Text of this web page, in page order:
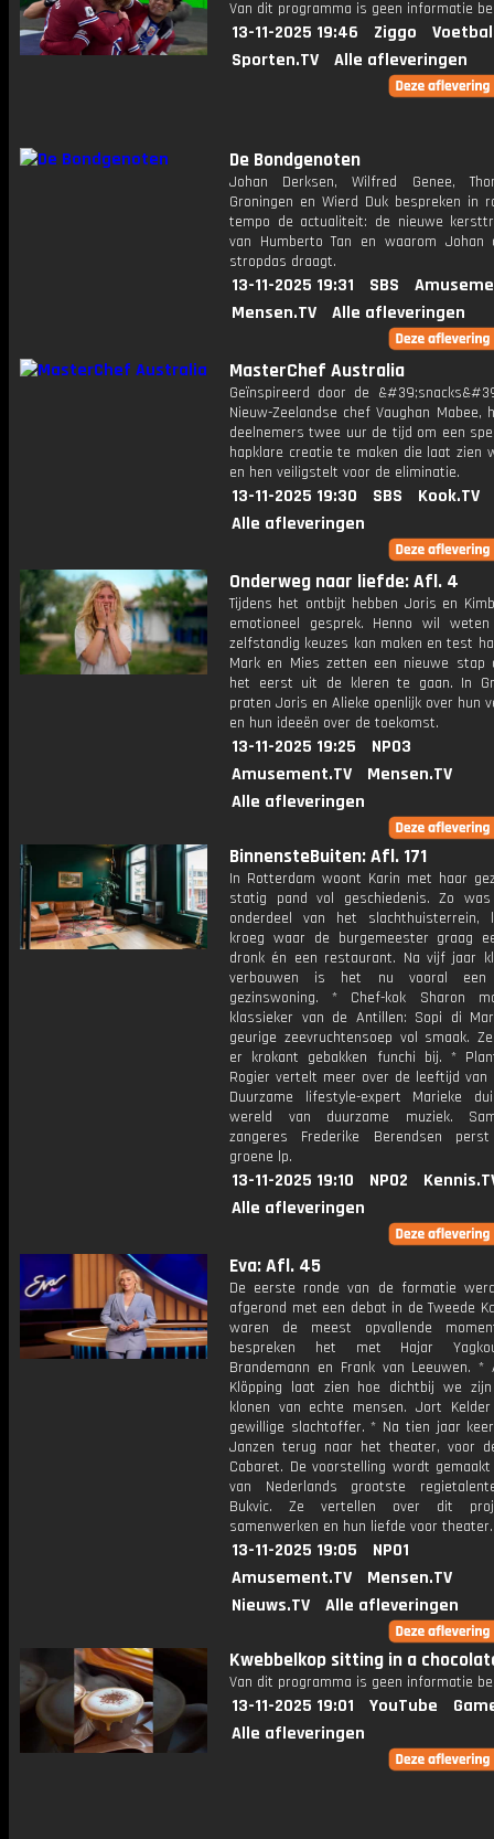
Van dit programma is geen informatie
13-11-2025 19:46 Ziggo
Sporten.TV
Alle afleveringen
De Bondgenoten
Johan Derksen, Wilfred Genee,
Groningen en Wierd Duk bespreken in
tempo de actualiteit: de nieuwe
van Humberto Tan en waarom Johan
stropdas draagt.
13-11-2025 19:31 SBS
Mensen.TV
Alle afleveringen
MasterChef Australia
Geïnspireerd door de
Nieuw-Zeelandse chef Vaughan Mabee,
deelnemers twee uur de tijd om een
hapklare creatie te maken die laat zien
en hen veiligstelt voor de eliminatie.
13-11-2025 19:30 SBS
Kook.TV
Alle afleveringen
Onderweg naar liefde: Afl. 4
Tijdens het ontbijt hebben Joris en
emotioneel gesprek. Henno wil
zelfstandig keuzes kan maken en test
Mark en Mies zetten een nieuwe stap
het eerst uit de kleren te gaan. In
praten Joris en Alieke openlijk over hun
en hun ideeën over de toekomst.
13-11-2025 19:25
NPO3
Amusement.TV
Mensen.TV
Alle afleveringen
BinnensteBuiten: Afl. 171
In Rotterdam woont Karin met haar
statig pand vol geschiedenis. Zo
onderdeel van het slachthuisterrein,
kroeg waar de burgemeester graag
dronk én een restaurant. Na vijf jaar
verbouwen is het nu vooral een
gezinswoning. * Chef-kok Sharon
klassieker van de Antillen: Sopi di
geurige zeevruchtensoep vol smaak.
er krokant gebakken funchi bij. *
Rogier vertelt meer over de leeftijd van
Duurzame lifestyle-expert Marieke
wereld van duurzame muziek.
zangeres Frederike Berendsen
groene lp.
13-11-2025 19:10 NPO2
Alle afleveringen
Eva: Afl. 45
De eerste ronde van de formatie
afgerond met een debat in de Tweede
waren de meest opvallende
bespreken het met Hajar
Brandemann en Frank van Leeuwen. *
Klöpping laat zien hoe dichtbij we
klonen van echte mensen. Jort
gewillige slachtoffer. * Na tien jaar
Janzen terug naar het theater, voor
Cabaret. De voorstelling wordt
van Nederlands grootste
Bukvic. Ze vertellen over dit
samenwerken en hun liefde voor theater.
13-11-2025 19:05
NPO1
Amusement.TV
Mensen.TV
Nieuws.TV
Alle afleveringen
Kwebbelkop sitting in a
Van dit programma is geen informatie
13-11-2025 19:01 YouTube
Alle afleveringen